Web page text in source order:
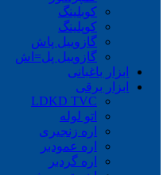
کوبلینگ
کوپلینگ
گازوییل پاش
گازوییل پل=اش
ابزار باغبانی
ابزار برقی
LDKD TVC
اتو لوله
اره زنجیری
اره عمودبر
اره گردبر